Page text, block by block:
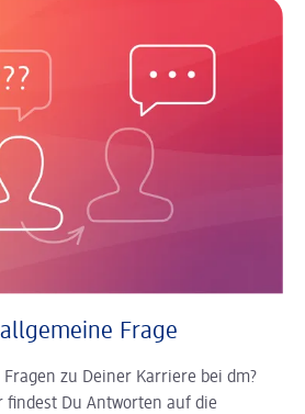
Frage
zu Deiner Karriere bei dm?
findest Du Antworten auf die